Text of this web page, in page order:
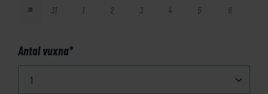
36 31 1 2 3 4 5 6
Antal vuxna*